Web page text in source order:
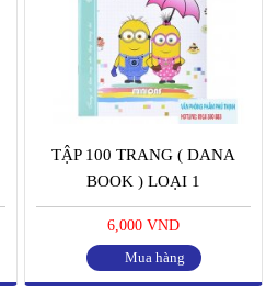
TẬP 100 TRANG ( DANA
BOOK ) LOẠI 1
6,000 VND
Mua hàng